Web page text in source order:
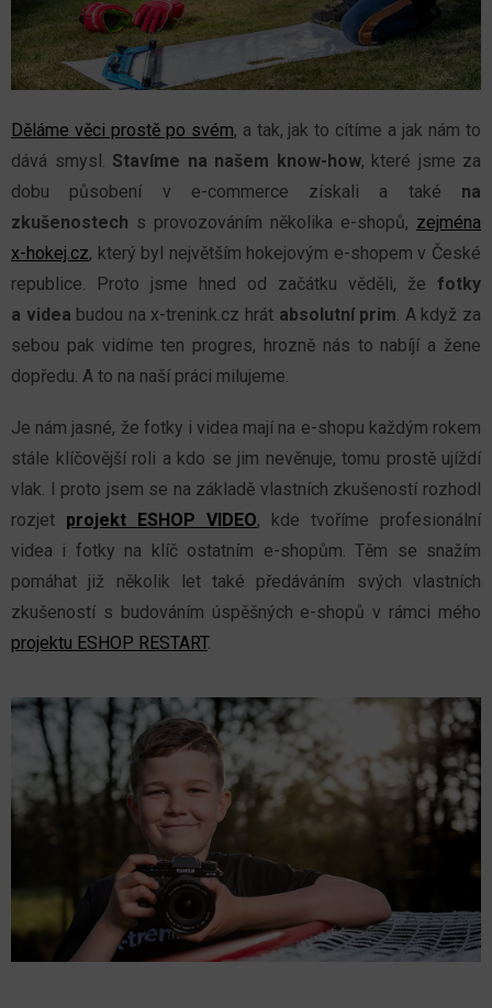
Děláme věci prostě po svém, a tak, jak to cítíme a jak nám to
dává smysl. Stavíme na našem know-how, které jsme za
dobu působení v e-commerce získali a také na
z kušenostech s provozováním několika e-shopů, zejména
x-hokej.cz, který byl největším hokejovým e-shopem v České
republice. Proto jsme hned od začátku věděli, že fotky
a videa budou na x-trenink.cz hrát absolutní prim. A když za
sebou pak vidíme ten progres, hrozně nás to nabíjí a žene
dopředu. A to na naší práci milujeme.
Je nám jasné, že fotky i videa mají na e-shopu každým rokem
stále klíčovější roli a kdo se jim nevěnuje, tomu prostě ujíždí
vlak. I proto jsem se na základě vlastních zkušeností rozhodl
rozjet projekt ESHOP VIDEO, kde tvoříme profesionální
videa i fotky na klíč ostatním e-shopům. Těm se snažím
pomáhat již několik let také předáváním svých vlastních
zkušeností s budováním úspěšných e-shopů v rámci mého
projektu ESHOP RESTART.